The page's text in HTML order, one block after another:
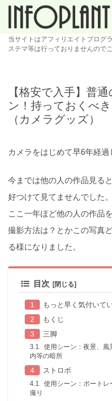
当サイトはアフィリエイトプログ
ステマ等は行っておりませんので
【格安で入手】普
ン！持っておくべ
（カメラグッズ）
カメラをはじめて早6年経過
今までは他の人の作品見る
好つけて見てませんでした。
ここ一年ほど他の人の作品
撮影方法は？とかこの写真
る様になりました。
目次
もっと早く気付いて
もくじ
三脚
使用シーン：夜景、
内等の暗所
ストロボ
使用シーン：ポート
撮り